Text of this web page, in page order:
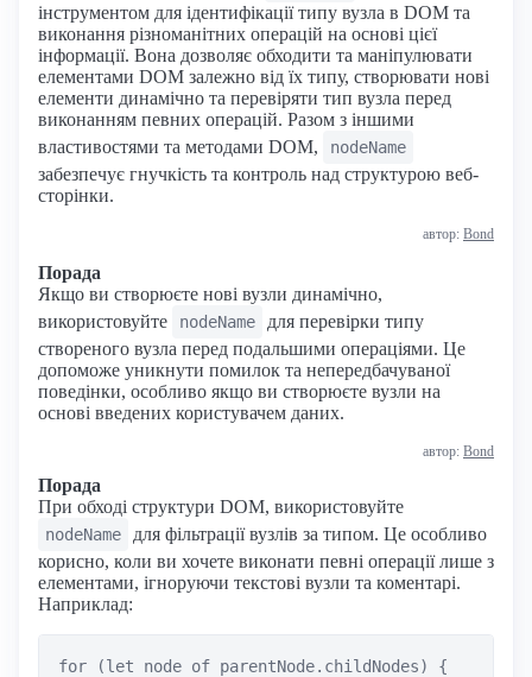
інструментом для ідентифікації типу вузла в DOM та
виконання різноманітних операцій на основі цієї
інформації. Вона дозволяє обходити та маніпулювати
елементами DOM залежно від їх типу, створювати нові
елементи динамічно та перевіряти тип вузла перед
виконанням певних операцій. Разом з іншими
властивостями та методами DOM,
nodeName
забезпечує гнучкість та контроль над структурою веб-
сторінки.
автор: Bond
Порада
Якщо ви створюєте нові вузли динамічно,
використовуйте
nodeName
для перевірки типу
створеного вузла перед подальшими операціями. Це
допоможе уникнути помилок та непередбачуваної
поведінки, особливо якщо ви створюєте вузли на
основі введених користувачем даних.
автор: Bond
Порада
При обході структури DOM, використовуйте
nodeName
для фільтрації вузлів за типом. Це особливо
корисно, коли ви хочете виконати певні операції лише з
елементами, ігноруючи текстові вузли та коментарі.
Наприклад:
for (let node of parentNode.childNodes) {